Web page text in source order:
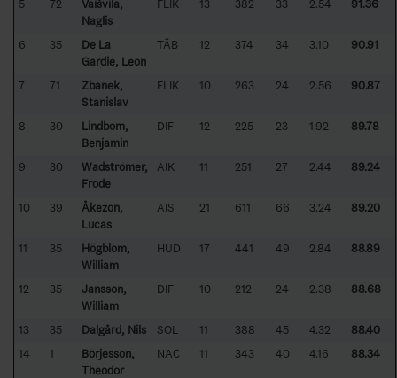
5 72
Vaišvila,
Naglis
FLIK 13 382 33 2.54 91.36
6 35
De La
Gardie, Leon
TÄB 12 374 34 3.10 90.91
7 71
Zbanek,
Stanislav
FLIK 10 263 24 2.56 90.87
8 30
Lindbom,
Benjamin
DIF 12 225 23 1.92 89.78
9 30
Wadströmer,
Frode
AIK 11 251 27 2.44 89.24
10 39
Åkezon,
Lucas
AIS 21 611 66 3.24 89.20
11 35
Högblom,
William
HUD 17 441 49 2.84 88.89
12 35
Jansson,
William
DIF 10 212 24 2.38 88.68
13 35 Dalgård, Nils SOL 11 388 45 4.32
88.40
14
1
Börjesson,
Theodor
NAC 11 343 40 4.16 88.34